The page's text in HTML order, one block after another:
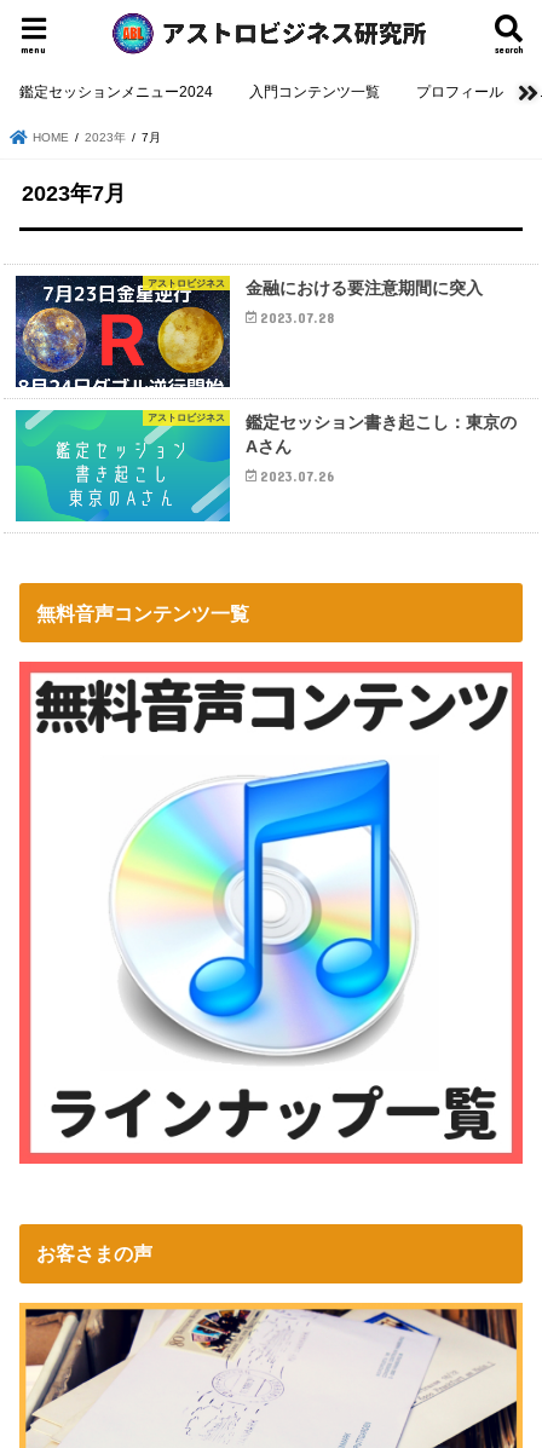
search
menu
鑑定セッションメニュー2024 入門コンテンツ一覧 プロフィール
HOME 2023年 7月
2023年7月
アストロビジネス 金融における要注意期間に突入
2023.07.28
アストロビジネス
鑑定セッション書き起こし：東京の
Aさん
2023.07.26
無料音声コンテンツ一覧
お客さまの声